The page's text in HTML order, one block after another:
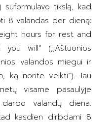
tikslą, kad
8 valandas per dieną:
hours for rest and
will“ (,,Aštuonios
valandos miegui ir
ką norite veikti“). Jau
visame pasaulyje
valandų diena.
kasdien dirbdami 8